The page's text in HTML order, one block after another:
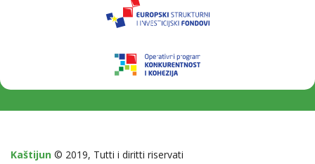
Kaštijun © 2019, Tutti i diritti riservati